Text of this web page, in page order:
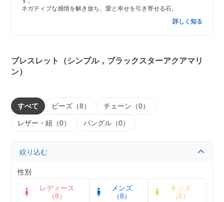
ネガティブな感情を解き放ち、愛と幸せを引き寄せる石。
詳しく知る
ブレスレット（シンプル，ブラックスターアクアマリ
ン）
すべて ビーズ（8） チェーン（0）
レザー・紐（0） バングル（0）
絞り込む
性別
レディース
（8）
メンズ
（8）
キッズ
（0）